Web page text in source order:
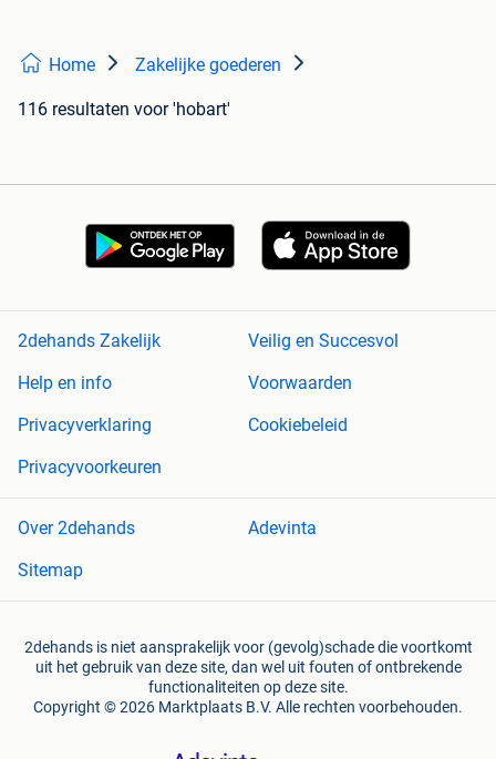
Home Zakelijke goederen
116 resultaten voor 'hobart'
2dehands Zakelijk
Veilig en Succesvol
Help en info
Voorwaarden
Privacyverklaring
Cookiebeleid
Privacyvoorkeuren
Over 2dehands
Adevinta
Sitemap
2dehands is niet aansprakelijk voor (gevolg)schade die voortkomt
uit het gebruik van deze site, dan wel uit fouten of ontbrekende
functionaliteiten op deze site.
Copyright © 2026 Marktplaats B.V. Alle rechten voorbehouden.